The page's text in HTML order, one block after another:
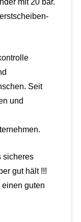
mit 20 bar.
Seit
und
sicheres
gut hält !!!
guten